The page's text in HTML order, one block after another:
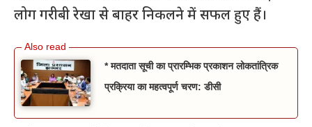
लोग गरीबी रेखा से बाहर निकलने में सफल हुए हैं।
* मतदाता सूची का प्रारम्भिक प्रकाशन लोकतांत्रिक
प्रक्रिया का महत्वपूर्ण चरण: डीसी